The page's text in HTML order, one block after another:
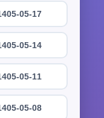
05-17
05-14
05-11
05-08